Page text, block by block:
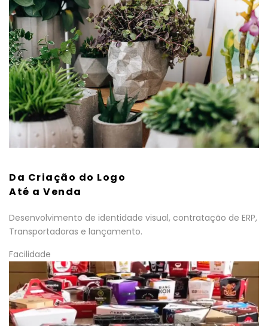
Da Criação do Logo
Até a Venda
Desenvolvimento de identidade visual, contratação de ERP,
Transportadoras e lançamento.
Facilidade